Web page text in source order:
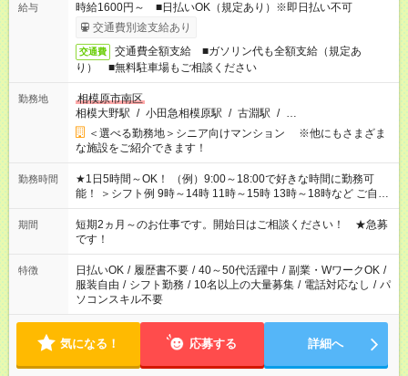
給与
時給1600円～ ■日払いOK（規定あり）※即日払い不可
交通費別途支給あり
交通費
交通費全額支給 ■ガソリン代も全額支給（規定あ
り） ■無料駐車場もご相談ください
勤務地
相模原市南区
相模大野駅 / 小田急相模原駅 / 古淵駅 / …
＜選べる勤務地＞シニア向けマンション ※他にもさまざま
な施設をご紹介できます！
勤務時間
★1日5時間～OK！ （例）9:00～18:00で好きな時間に勤務可
能！ ＞シフト例 9時～14時 11時～15時 13時～18時など ご自身
のご都合に合わせて勤務時間をご相談ください！ ★家庭の都合
でお休みや時間の調整が必要な場合も遠慮なくご相談くださ
い。
期間
短期2ヵ月～のお仕事です。開始日はご相談ください！ ★急募
です！
特徴 日払いOK / 履歴書不要 / 40～50代活躍中 / 副業・WワークOK /
服装自由 / シフト勤務 / 10名以上の大量募集 / 電話対応なし / パ
ソコンスキル不要
気になる！ 応募する 詳細へ